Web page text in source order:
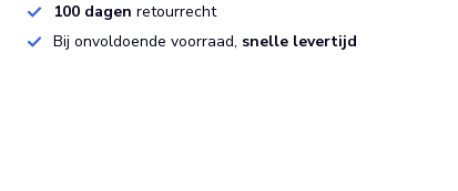
100 dagenretourrecht
Bij onvoldoende voorraad, snelle levertijd